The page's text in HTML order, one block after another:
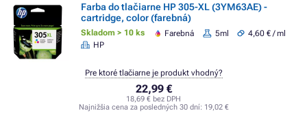
Farba do tlačiarne HP 305-XL (3YM63AE) -
cartridge, color (farebná)
Skladom > 10 ks Farebná 5ml
4,60 € / ml
HP
22,99 €
18,69 € bez DPH
Najnižšia cena za posledných 30 dní: 19,02 €
Pre ktoré tlačiarne je produkt vhodný?